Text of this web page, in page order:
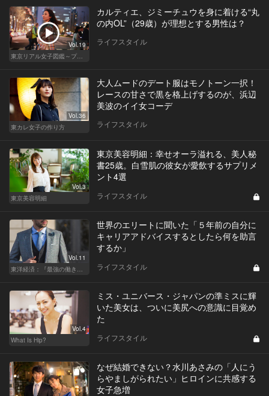
Vol.19
東京リアル女子図鑑～プロローグ編～
カルティエ、ジミーチュウを身に着ける“丸
の内OL”（29歳）が理想とする男性は？
ライフスタイル
Vol.36
東カレ女子の作り方
大人ムードのデート服はモノトーン一択！
レースの甘さで黒を格上げするのが、浜辺
美波のイイ女コーデ
ライフスタイル
Vol.3
東京美容明細
東京美容明細：幸せオーラ溢れる、美人秘
書25歳。白雪肌の彼女が愛飲するサプリメ
ント4選
ライフスタイル
Vol.11
東洋経済：『最強の働き方』『一流の育て方』
世界のエリートに聞いた「５年前の自分に
キャリアアドバイスするとしたら何を助言
するか」
ライフスタイル
Vol.4
What Is Hip?
ミス・ユニバース・ジャパンの準ミスに輝
いた美女は、ついに美尻への意識に目覚め
た
ライフスタイル
なぜ結婚できない？水川あさみの「人にう
らやましがられたい」ヒロインに共感する
女子急増